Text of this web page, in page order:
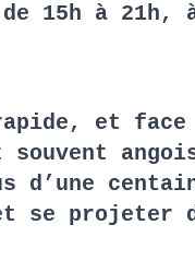
15h à 21h,
et face
d’une
se projeter